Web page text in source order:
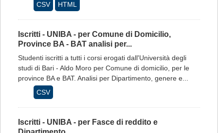
CSV
HTML
Iscritti - UNIBA - per Comune di Domicilio,
Province BA - BAT analisi per...
Studenti iscritti a tutti i corsi erogati dall'Università degli
studi di Bari - Aldo Moro per Comune di domicilio, per le
province BA e BAT. Analisi per Dipartimento, genere e...
CSV
Iscritti - UNIBA - per Fasce di reddito e